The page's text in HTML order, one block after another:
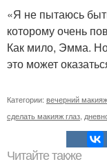
«Я не пытаюсь
которому очень
Как мило, Эмма.
это может
Категории: вечерний
сделать макияж глаз
Читайте также